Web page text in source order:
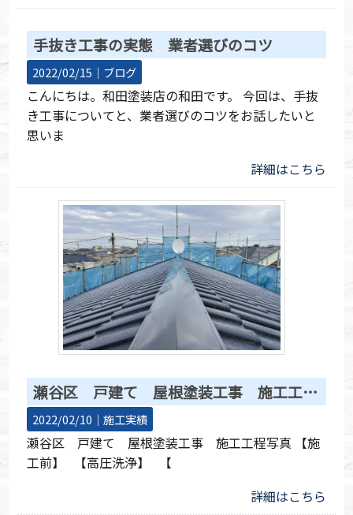
手抜き工事の実態 業者選びのコツ
2022/02/15｜ ブログ
こんにちは。和田塗装店の和田です。 今回は、手抜
き工事についてと、業者選びのコツをお話したいと
思いま
詳細はこちら
瀬谷区 戸建て 屋根塗装工事 施工工程写真
2022/02/10｜施工実績
瀬谷区 戸建て 屋根塗装工事 施工工程写真 【施
工前】 【高圧洗浄】 【
詳細はこちら